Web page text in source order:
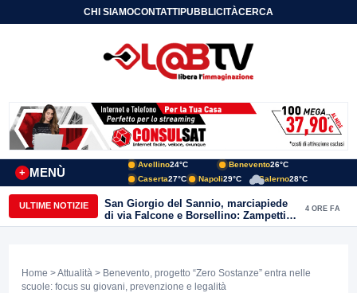
CHI SIAMOCONTATTIPUBBLICITÀCERCA
MENÙ
+
Avellino24°C Benevento26°C
Caserta27°C Napoli29°C Salerno28°C
ULTIME NOTIZIE
San Giorgio del Sannio, marciapiede
di via Falcone e Borsellino: Zampetti e
Lombardi replicano alle polemiche
4 ORE FA
Home >Attualità > Benevento, progetto “Zero Sostanze” entra nelle
scuole: focus su giovani, prevenzione e legalità